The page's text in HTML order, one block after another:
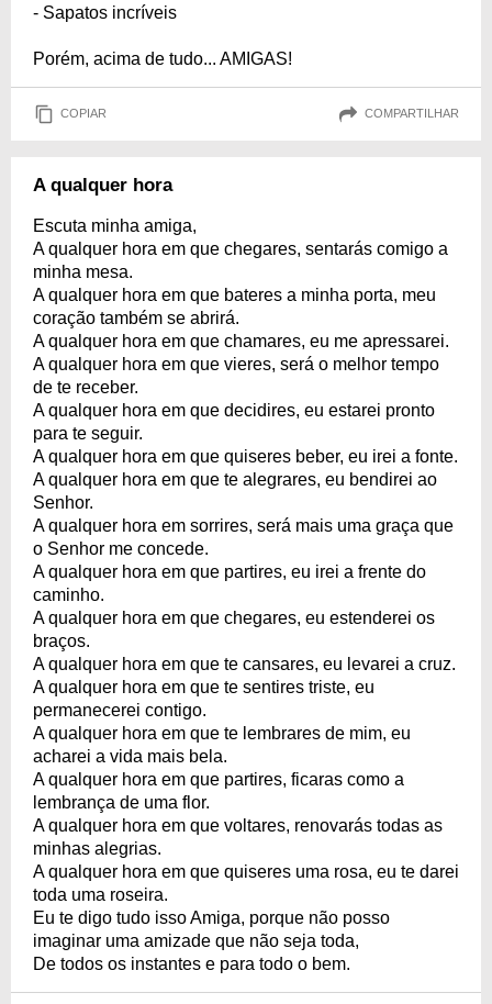
- Sapatos incríveis
Porém, acima de tudo... AMIGAS!
COPIAR COMPARTILHAR
A qualquer hora
Escuta minha amiga,
A qualquer hora em que chegares, sentarás comigo a
minha mesa.
A qualquer hora em que bateres a minha porta, meu
coração também se abrirá.
A qualquer hora em que chamares, eu me apressarei.
A qualquer hora em que vieres, será o melhor tempo
de te receber.
A qualquer hora em que decidires, eu estarei pronto
para te seguir.
A qualquer hora em que quiseres beber, eu irei a fonte.
A qualquer hora em que te alegrares, eu bendirei ao
Senhor.
A qualquer hora em sorrires, será mais uma graça que
o Senhor me concede.
A qualquer hora em que partires, eu irei a frente do
caminho.
A qualquer hora em que chegares, eu estenderei os
braços.
A qualquer hora em que te cansares, eu levarei a cruz.
A qualquer hora em que te sentires triste, eu
permanecerei contigo.
A qualquer hora em que te lembrares de mim, eu
acharei a vida mais bela.
A qualquer hora em que partires, ficaras como a
lembrança de uma flor.
A qualquer hora em que voltares, renovarás todas as
minhas alegrias.
A qualquer hora em que quiseres uma rosa, eu te darei
toda uma roseira.
Eu te digo tudo isso Amiga, porque não posso
imaginar uma amizade que não seja toda,
De todos os instantes e para todo o bem.